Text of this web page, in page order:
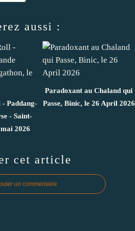
aussi :
Paddang-
- Saint-
2026
Paradoxant au Chaland qui
Passe, Binic, le 26 April 2026
cet article
un commentaire